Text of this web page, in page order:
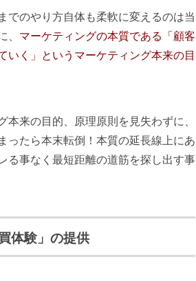
でのやり方自体も柔軟に変えるのは当
、 マーケティングの本質である「顧客
いく」というマーケティング本来の目
来の目的、原理原則を見失わずに、
ったら本末転倒！本質の延長線上にあ
る事なく最短距離の道筋を探し出す事
体験」の提供